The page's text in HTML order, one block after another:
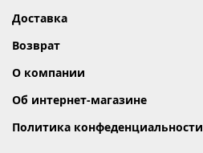
Доставка
Возврат
О компании
Об интернет-магазине
Политика конфеденциальности